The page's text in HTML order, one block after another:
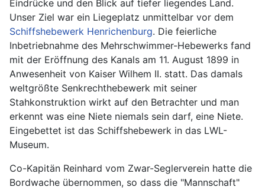
Eindrücke und den Blick auf tiefer liegendes Land.
Unser Ziel war ein Liegeplatz unmittelbar vor dem
Schiffshebewerk Henrichenburg. Die feierliche
Inbetriebnahme des Mehrschwimmer-Hebewerks fand
mit der Eröffnung des Kanals am 11. August 1899 in
Anwesenheit von Kaiser Wilhem II. statt. Das damals
weltgrößte Senkrechthebewerk mit seiner
Stahkonstruktion wirkt auf den Betrachter und man
erkennt was eine Niete niemals sein darf, eine Niete.
Eingebettet ist das Schiffshebewerk in das LWL-
Museum.
Co-Kapitän Reinhard vom Zwar-Seglerverein hatte die
Bordwache übernommen, so dass die "Mannschaft"